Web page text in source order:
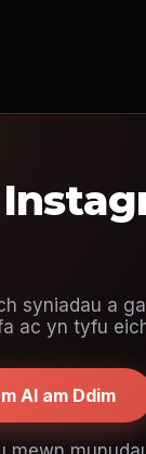
syniadau a
ac yn tyfu
AI am Ddim